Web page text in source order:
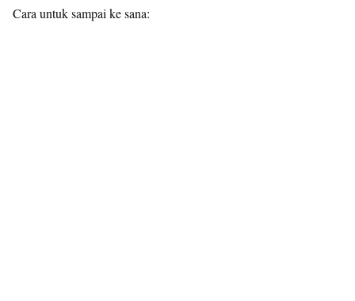
Cara untuk sampai ke sana: